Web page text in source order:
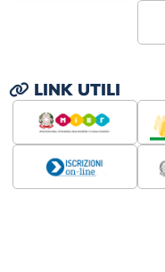
LINK UTILI